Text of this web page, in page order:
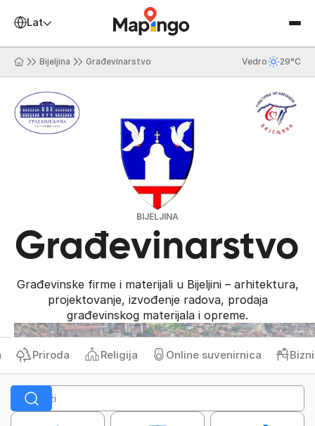
Latinica
Bijeljina Građevinarstvo Vedro 29°C
BIJELJINA
Građevinarstvo
Građevinske firme i materijali u Bijeljini – arhitektura,
projektovanje, izvođenje radova, prodaja
građevinskog materijala i opreme.
Priroda Religija Online suvenirnica Biznis